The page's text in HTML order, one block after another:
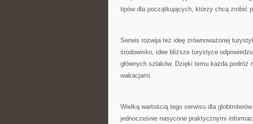
tipów dla początkujących, którzy chcą zrobić
Serwis rozwija też ideę zrównoważonej
środowisko, idee bliższe turystyce
głównych szlaków. Dzięki temu każda
wakacjami.
Wielką wartością tego serwisu dla
jednocześnie nasycone praktycznymi